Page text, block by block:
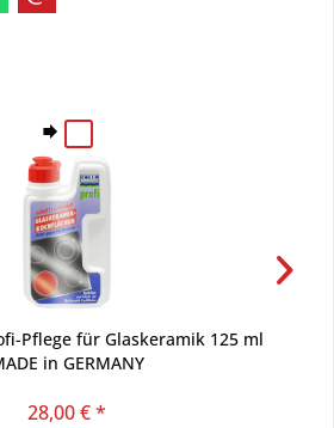
Pflege für Glaskeramik 125 ml
in GERMANY
28,00 € *